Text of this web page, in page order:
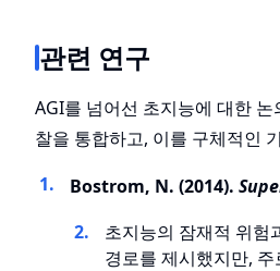
관련 연구
AGI를 넘어선 초지능에 대한
찰을 통합하고, 이를 구체적인
Bostrom, N. (2014).
초지능의 잠재적 위험
경로를 제시했지만,